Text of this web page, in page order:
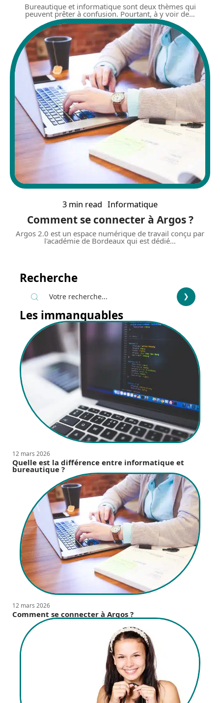
Bureautique et informatique sont deux thèmes qui
peuvent prêter à confusion. Pourtant, à y voir de…
3 min read Informatique
Comment se connecter à Argos ?
Argos 2.0 est un espace numérique de travail conçu par
l'académie de Bordeaux qui est dédié…
Recherche
Les immanquables
12 mars 2026
Quelle est la différence entre informatique et
bureautique ?
12 mars 2026
Comment se connecter à Argos ?